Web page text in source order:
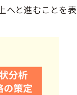
へと進むことを表